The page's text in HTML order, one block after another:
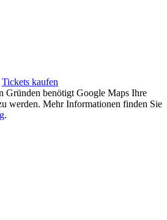
Tickets kaufen
Gründen benötigt Google Maps Ihre
werden. Mehr Informationen finden Sie
.